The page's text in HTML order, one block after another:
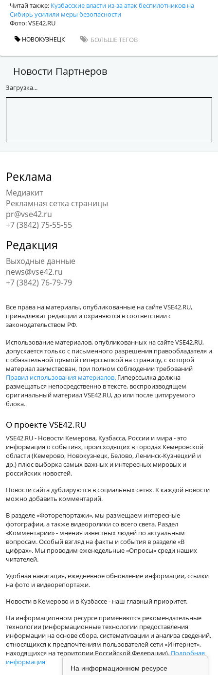
Читай также: Кузбасские власти из-за атак беспилотников на
Сибирь усилили меры безопасности
Фото: VSE42.RU
НОВОКУЗНЕЦК БОЛЬШЕ ТЕГОВ
Новости Партнеров
Загрузка...
Реклама
Медиакит
Рекламная сетка страницы
pr@vse42.ru
+7 (3842) 75-55-55
Редакция
Выходные данные
news@vse42.ru
+7 (3842) 76-79-79
Все права на материалы, опубликованные на сайте VSE42.RU,
принадлежат редакции и охраняются в соответствии с
законодательством РФ.
Использование материалов, опубликованных на сайте VSE42.RU,
допускается только с письменного разрешения правообладателя и
с обязательной прямой гиперссылкой на страницу, с которой
материал заимствован, при полном соблюдении требований
Правил использования материалов. Гиперссылка должна
размещаться непосредственно в тексте, воспроизводящем
оригинальный материал VSE42.RU, до или после цитируемого
блока.
О проекте VSE42.RU
VSE42.RU - Новости Кемерова, Кузбасса, России и мира - это
информация о событиях, происходящих в городах Кемеровской
области (Кемерово, Новокузнецк, Белово, Ленинск-Кузнецкий и
др.) плюс выборка самых важных и интересных мировых и
российских новостей.
Новости сайта дублируются в социальных сетях. К каждой новости
можно добавить комментарий.
В разделе «Фоторепортажи», мы размещаем интересные
фотографии, а также видеоролики со всего света. Раздел
«Комментарии» - мнения известных людей по актуальным
вопросам. Особый взгляд на факты и события в разделе «В
цифрах». Мы проводим еженедельные «Опросы» среди наших
читателей.
Удобная навигация, ежедневное обновление информации, ссылки
на фото и видеорепортажи.
Новости в Кемерово и в Кузбассе - наш главный приоритет.
На информационном ресурсе применяются рекомендательные
технологии (информационные технологии предоставления
информации на основе сбора, систематизации и анализа сведений,
относящихся к предпочтениям пользователей сети «Интернет»,
находящихся на территории Российской Федерации). Подробная
информация
На информационном ресурсе